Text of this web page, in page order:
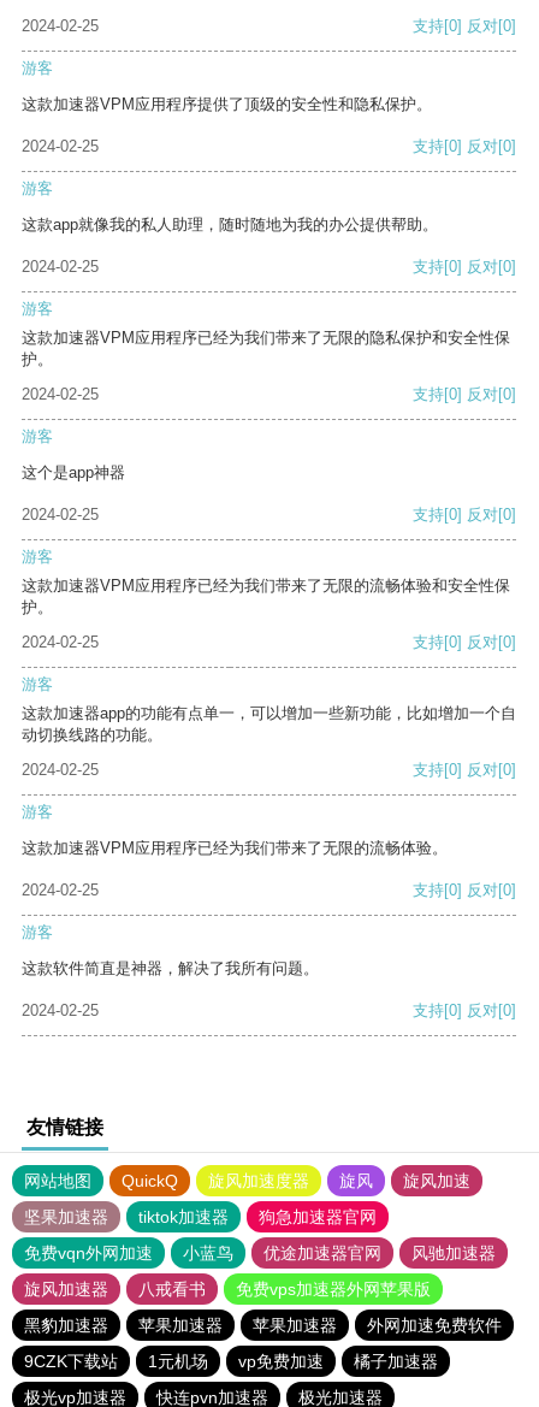
2024-02-25 支持[0] 反对[0]
游客
这款加速器VPM应用程序提供了顶级的安全性和隐私保护。
2024-02-25 支持[0] 反对[0]
游客
这款app就像我的私人助理，随时随地为我的办公提供帮助。
2024-02-25 支持[0] 反对[0]
游客
这款加速器VPM应用程序已经为我们带来了无限的隐私保护和安全性保
护。
2024-02-25
支持[0] 反对[0]
游客
这个是app神器
2024-02-25 支持[0] 反对[0]
游客
这款加速器VPM应用程序已经为我们带来了无限的流畅体验和安全性保
护。
2024-02-25
支持[0] 反对[0]
游客
这款加速器app的功能有点单一，可以增加一些新功能，比如增加一个自
动切换线路的功能。
2024-02-25
支持[0] 反对[0]
游客
这款加速器VPM应用程序已经为我们带来了无限的流畅体验。
2024-02-25 支持[0] 反对[0]
游客
这款软件简直是神器，解决了我所有问题。
2024-02-25 支持[0] 反对[0]
友情链接
网站地图 QuickQ 旋风加速度器 旋风
旋风加速
坚果加速器
tiktok加速器
狗急加速器官网
免费vqn外网加速
小蓝鸟 优途加速器官网
风驰加速器
旋风加速器
八戒看书
免费vps加速器外网苹果版
黑豹加速器
苹果加速器 苹果加速器
外网加速免费软件
9CZK下载站
1元机场 vp免费加速
橘子加速器
极光vp加速器
快连pvn加速器 极光加速器